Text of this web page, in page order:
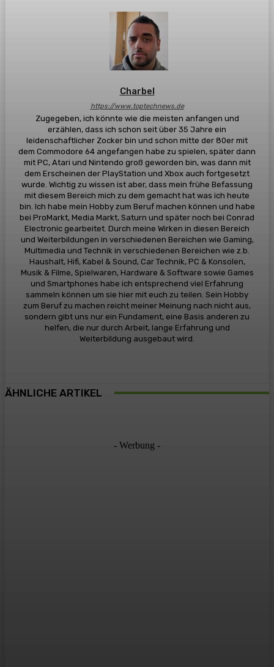
Charbel
https://www.toptechnews.de
Zugegeben, ich könnte wie die meisten anfangen und
erzählen, dass ich schon seit über 35 Jahre ein
leidenschaftlicher Zocker bin und schon mitte der 80er mit
dem Commodore 64 angefangen habe zu spielen, später dann
mit PC, Atari und Nintendo groß geworden bin, was dann mit
dem Erscheinen der PlayStation und Xbox auch fortgesetzt
wurde. Wichtig zu wissen ist aber, dass mein frühe Befassung
mit diesem Bereich mich zu dem gemacht hat was ich heute
bin. Ich habe mein Hobby zum Beruf machen können und habe
bei ProMarkt, Media Markt, Saturn und später noch bei Conrad
Electronic gearbeitet. Durch meine Wirken in diesen Bereich
und Weiterbildungen in verschiedenen Bereichen wie Gaming,
Multimedia und Technik in verschiedenen Bereichen wie z.b.
Haushalt, Hifi, Kabel & Sound, Car Technik, PC & Konsolen,
Musik & Filme, Spielwaren, Hardware & Software sowie Games
und Smartphones habe ich entsprechend viel Erfahrung
sammeln können um sie hier mit euch zu teilen. Sein Hobby
zum Beruf zu machen reicht meiner Meinung nach nicht aus,
sondern gibt uns nur ein Fundament, eine Basis anderen zu
helfen, die nur durch Arbeit, lange Erfahrung und
Weiterbildung ausgebaut wird.
ÄHNLICHE ARTIKEL
- Werbung -